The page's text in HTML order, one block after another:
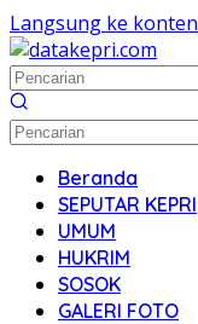
Langsung ke konten
Beranda
SEPUTAR KEPRI
UMUM
HUKRIM
SOSOK
GALERI FOTO